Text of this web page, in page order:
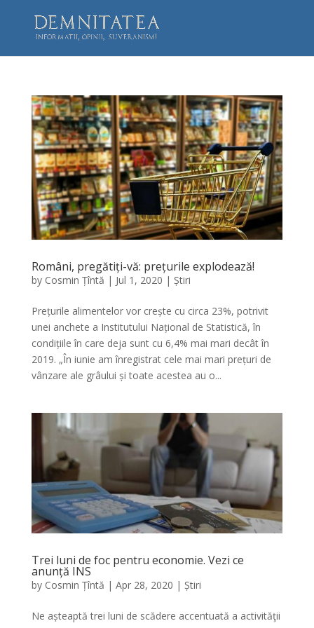
Români, pregătiți-vă: prețurile explodează!
by Cosmin Țîntă | Jul 1, 2020 | Știri
Prețurile alimentelor vor crește cu circa 23%, potrivit
unei anchete a Institutului Național de Statistică, în
condițiile în care deja sunt cu 6,4% mai mari decât în
2019. „În iunie am înregistrat cele mai mari prețuri de
vânzare ale grâului și toate acestea au o...
Trei luni de foc pentru economie. Vezi ce
anunță INS
by Cosmin Țîntă | Apr 28, 2020 | Știri
Ne așteaptă trei luni de scădere accentuată a activităţii